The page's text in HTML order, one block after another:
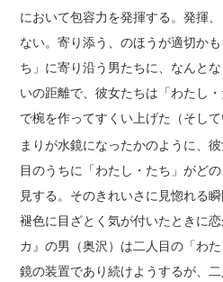
において包容力を発揮する。発揮
ない。寄り添う、のほうが適切か
ち」に寄り沿う男たちに、なんと
いの距離で、彼女たちは「わたし
で椀を作ってすくい上げた（そし
まりが水鏡になったかのように、
目のうちに「わたし・たち」がど
見する。そのきれいさに見惚れる
褪色に目ざとく気が付いたときに
カ』の男（奥沢）は二人目の「わ
鏡の装置であり続けようするが、